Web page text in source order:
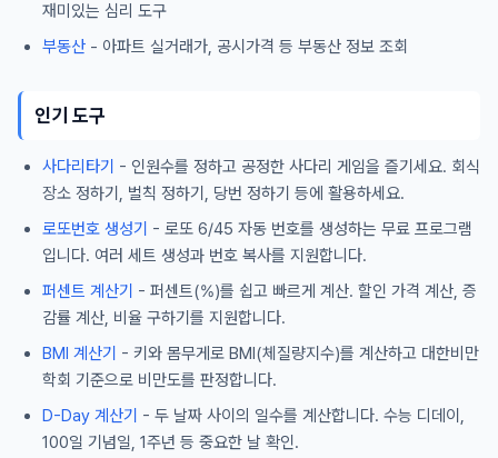
재미있는 심리 도구
부동산 - 아파트 실거래가, 공시가격 등 부동산 정보 조회
인기 도구
사다리타기 - 인원수를 정하고 공정한 사다리 게임을 즐기세요. 회식
장소 정하기, 벌칙 정하기, 당번 정하기 등에 활용하세요.
로또번호 생성기 - 로또 6/45 자동 번호를 생성하는 무료 프로그램
입니다. 여러 세트 생성과 번호 복사를 지원합니다.
퍼센트 계산기 - 퍼센트(%)를 쉽고 빠르게 계산. 할인 가격 계산, 증
감률 계산, 비율 구하기를 지원합니다.
BMI 계산기 - 키와 몸무게로 BMI(체질량지수)를 계산하고 대한비만
학회 기준으로 비만도를 판정합니다.
D-Day 계산기 - 두 날짜 사이의 일수를 계산합니다. 수능 디데이,
100일 기념일, 1주년 등 중요한 날 확인.